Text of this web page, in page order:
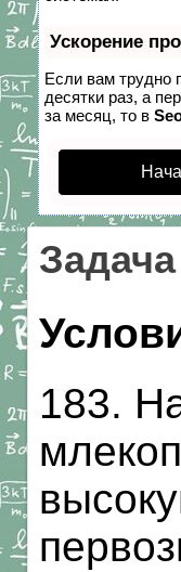
Ускорение
Если вам трудно
десятки раз, а
за месяц, то в
183.